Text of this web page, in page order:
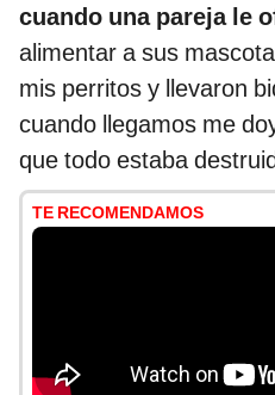
cuando una pareja le
alimentar a sus
mis perritos y llevaron
cuando llegamos me
que todo estaba
TE RECOMENDAMOS